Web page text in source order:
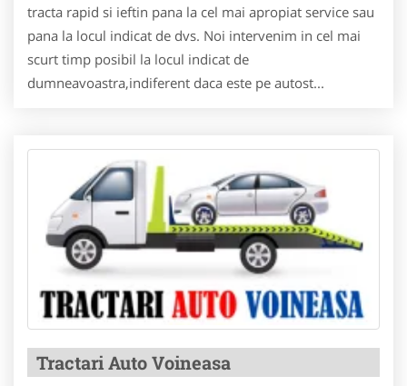
tracta rapid si ieftin pana la cel mai apropiat service sau
pana la locul indicat de dvs. Noi intervenim in cel mai
scurt timp posibil la locul indicat de
dumneavoastra,indiferent daca este pe autost...
Tractari Auto Voineasa